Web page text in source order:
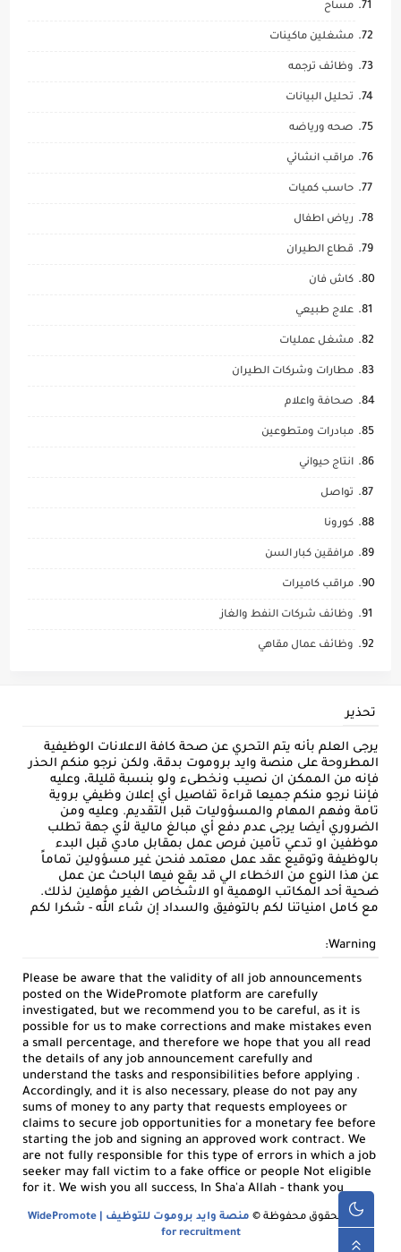
مساح
مشغلين ماكينات
وظائف ترجمه
تحليل البيانات
صحه ورياضه
مراقب انشائي
حاسب كميات
رياض اطفال
قطاع الطيران
كاش فان
علاج طبيعي
مشغل عمليات
مطارات وشركات الطيران
صحافة واعلام
مبادرات ومتطوعين
انتاج حيواني
تواصل
كورونا
مرافقين كبار السن
مراقب كاميرات
وظائف شركات النفط والغاز
وظائف عمال مقاهي
تحذير
يرجى العلم بأنه يتم التحري عن صحة كافة الاعلانات الوظيفية
المطروحة على منصة وايد بروموت بدقة، ولكن نرجو منكم الحذر
فإنه من الممكن ان نصيب ونخطىء ولو بنسبة قليلة، وعليه
فإننا نرجو منكم جميعا قراءة تفاصيل أي إعلان وظيفي بروية
تامة وفهم المهام والمسؤوليات قبل التقديم. وعليه ومن
الضروري أيضا يرجى عدم دفع أي مبالغ مالية لأي جهة تطلب
موظفين او تدعي تأمين فرص عمل بمقابل مادي قبل البدء
بالوظيفة وتوقيع عقد عمل معتمد فنحن غير مسؤولين تماماً
عن هذا النوع من الاخطاء الي قد يقع فيها الباحث عن عمل
ضحية أحد المكاتب الوهمية او الاشخاص الغير مؤهلين لذلك.
مع كامل امنياتنا لكم بالتوفيق والسداد إن شاء الله - شكرا لكم
Warning:
Please be aware that the validity of all job announcements
posted on the WidePromote platform are carefully
investigated, but we recommend you to be careful, as it is
possible for us to make corrections and make mistakes even
a small percentage, and therefore we hope that you all read
the details of any job announcement carefully and
understand the tasks and responsibilities before applying .
Accordingly, and it is also necessary, please do not pay any
sums of money to any party that requests employees or
claims to secure job opportunities for a monetary fee before
starting the job and signing an approved work contract. We
are not fully responsible for this type of errors in which a job
seeker may fall victim to a fake office or people Not eligible
for it. We wish you all success, In Sha'a Allah - thank you
جميع الحقوق محفوظة ©
منصة وايد بروموت للتوظيف | WidePromote
for recruitment